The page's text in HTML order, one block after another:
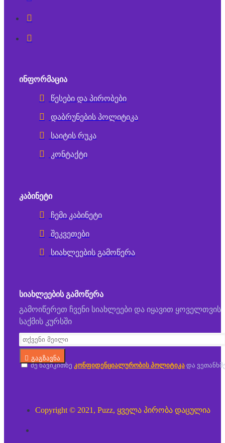
ᲘᲜᲤᲝᲠᲛᲐᲪᲘᲐ
წესები და პირობები
დაბრუნების პოლიტიკა
საიტის რუკა
კონტაქტი
ᲙᲐᲑᲘᲜᲔᲢᲘ
ჩემი კაბინეტი
შეკვეთები
სიახლეების გამოწერა
ᲡᲘᲐᲮᲚᲔᲔᲑᲘᲡ ᲒᲐᲛᲝᲬᲔᲠᲐ
გამოიწერეთ ჩვენი სიახლეები და იყავით ყოველთვის
საქმის კურსში
გაგზავნა
მე წავიკითხე კონფიდენციალურობის პოლიტიკა და
Copyright © 2021, Puzz, ყველა პირობა დაცულია